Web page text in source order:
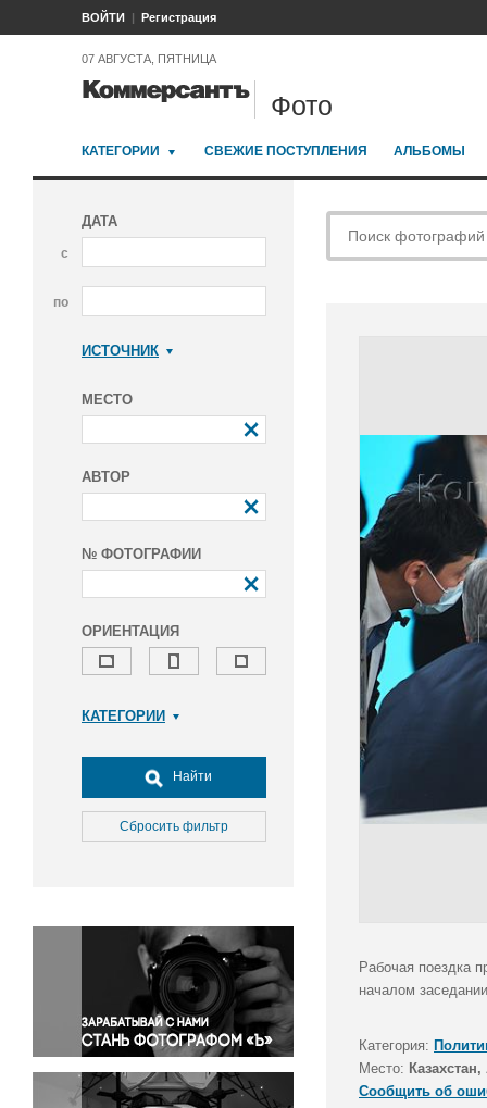
ВОЙТИ Регистрация
07 АВГУСТА, ПЯТНИЦА
Фото
КАТЕГОРИИ СВЕЖИЕ ПОСТУПЛЕНИЯ АЛЬБОМЫ
ДАТА
с
по
ИСТОЧНИК
МЕСТО
АВТОР
№ ФОТОГРАФИИ
ОРИЕНТАЦИЯ
КАТЕГОРИИ
Досуг, туризм и отдых
Культура
Медицина
Окружающая среда
Политика
Правосудие
Происшествия и конфликты
Религия
Светская жизнь
Спорт
Найти
Сбросить фильтр
Рабочая поездка
началом
Категория:
Место:
Сообщить об